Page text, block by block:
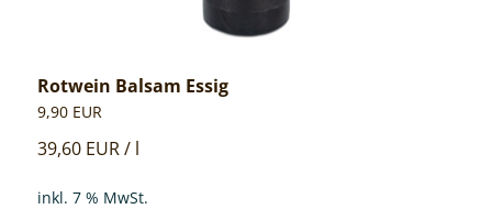
Rotwein Balsam Essig
9,90 EUR
39,60 EUR/ l
inkl. 7 % MwSt.